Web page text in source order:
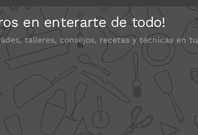
en enterarte de todo!
talleres, consejos, recetas y técnicas en tu